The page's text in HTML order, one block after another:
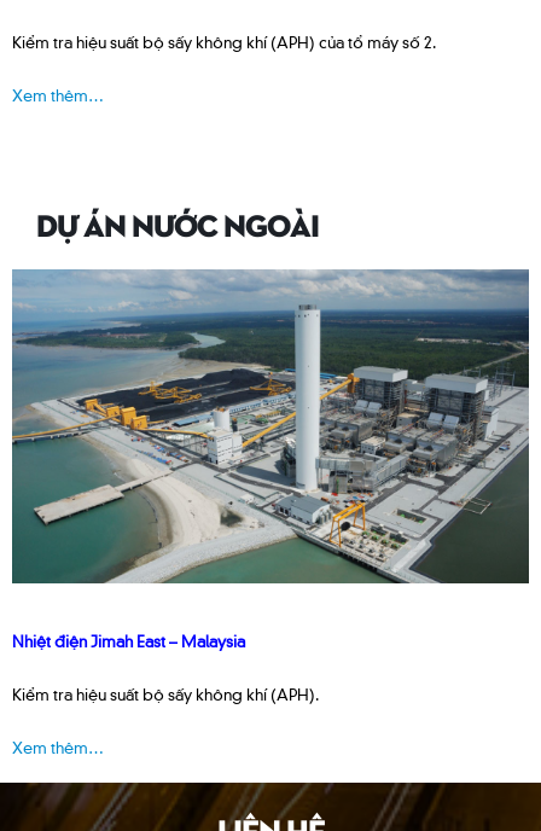
Kiểm tra hiệu suất bộ sấy không khí (APH) của tổ máy số 2.
Xem thêm…
DỰ ÁN NƯỚC NGOÀI
Nhiệt điện Jimah East – Malaysia
Kiểm tra hiệu suất bộ sấy không khí (APH).
Xem thêm…